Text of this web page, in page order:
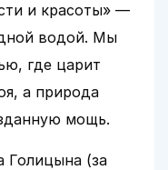
и красоты» —
водой. Мы
где царит
а природа
мощь.
Голицына (за